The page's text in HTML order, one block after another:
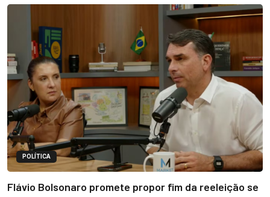
POLÍTICA
Flávio Bolsonaro promete propor fim da reeleição se